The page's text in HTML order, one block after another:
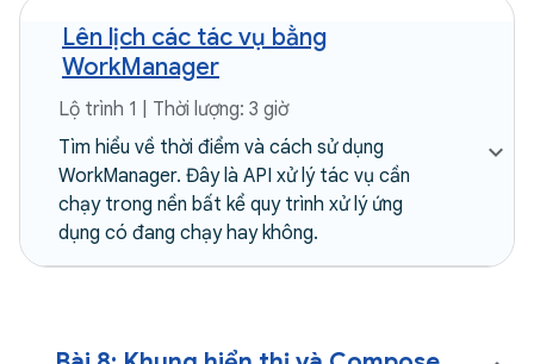
Lên lịch các tác vụ bằng
WorkManager
Lộ trình 1 | Thời lượng: 3 giờ
Tìm hiểu về thời điểm và cách sử dụng
WorkManager. Đây là API xử lý tác vụ cần
chạy trong nền bất kể quy trình xử lý ứng
dụng có đang chạy hay không.